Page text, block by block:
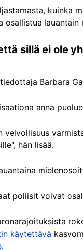
kuinka
osallistua lauantain
sillä ei ole
Barbara
anna
velvollisuus
hän lisää.
poliisit voivat
käytettävä